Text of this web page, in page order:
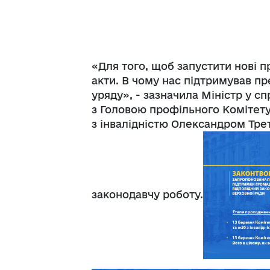
«Для того, щоб запустити нові
акти. В чому нас підтримував
уряду», - зазначила Міністр у
з Головою профільного
з інвалідністю Олександром
законодавчу роботу.